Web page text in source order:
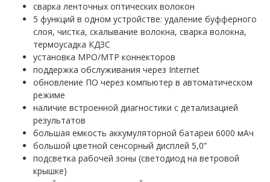
сварка ленточных оптических волокон
5 функций в одном устройстве: удаление буфферного
слоя, чистка, скалывание волокна, сварка волокна,
термоусадка КДЗС
установка MPO/MTP коннекторов
поддержка обслуживания через Internet
обновление ПО через компьютер в автоматическом
режиме
наличие встроенной диагностики с детализацией
результатов
большая емкость аккумуляторной батареи 6000 мАч
большой цветной сенсорный дисплей 5,0”
подсветка рабочей зоны (светодиод на ветровой
крышке)